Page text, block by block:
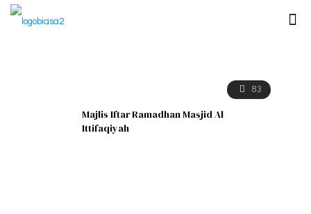
83
Majlis Iftar Ramadhan Masjid Al
Ittifaqiyah